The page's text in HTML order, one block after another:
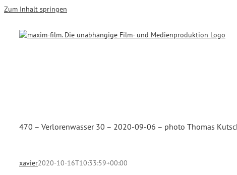
Zum Inhalt springen
470 – Verlorenwasser 30 – 2020-09-06 – photo Thomas
xavier2020-10-16T10:33:59+00:00